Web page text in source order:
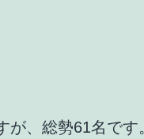
、総勢61名です